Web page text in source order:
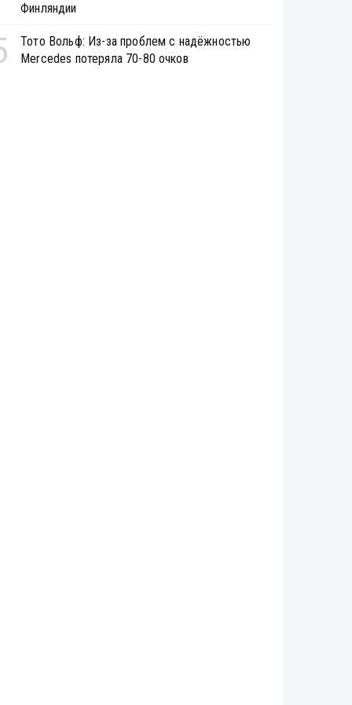
Финляндии
Тото Вольф: Из-за проблем с надёжностью
Mercedes потеряла 70-80 очков